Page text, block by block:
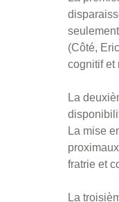
(Côté,
cognitif et
La
La mise
fratrie et
La